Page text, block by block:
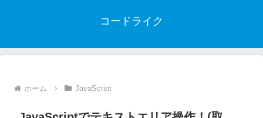
コードライク
ホーム JavaScript